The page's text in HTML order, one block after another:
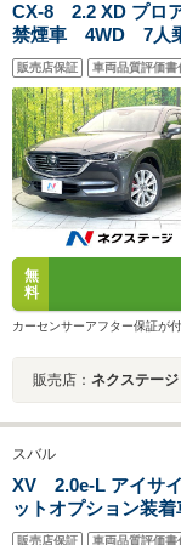
CX-8 2.2 XD プロ
禁煙車 4WD 7人
ートシティブレー
BSM スマートキ
ート LEDヘッド
販売店保証 車両品質評価書
無
料
カーセンサーアフター保証が
販売店： ネクステー
スバル
XV 2.0e-L アイサ
ットオプション装
シート/シートポジ
販売店保証 車両品質評価書